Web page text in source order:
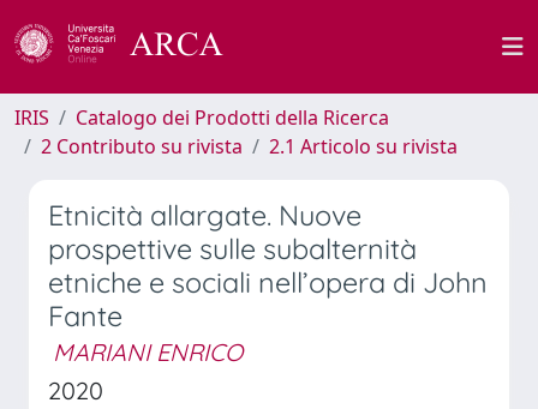
IRIS
Catalogo dei Prodotti della Ricerca
2 Contributo su rivista
2.1 Articolo su rivista
Etnicità allargate. Nuove
prospettive sulle subalternità
etniche e sociali nell’opera di John
Fante
MARIANI ENRICO
2020